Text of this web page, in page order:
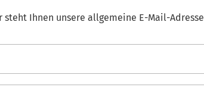
Ihnen unsere allgemeine E-Mail-Adresse